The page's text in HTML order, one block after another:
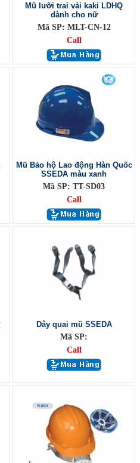
Mũ lưỡi trai vải kaki LDHQ
dành cho nữ
Mã SP: MLT-CN-12
Call
Mũ Bảo hộ Lao động Hàn Quốc
SSEDA màu xanh
Mã SP: TT-SD03
Call
Dây quai mũ SSEDA
Mã SP:
Call